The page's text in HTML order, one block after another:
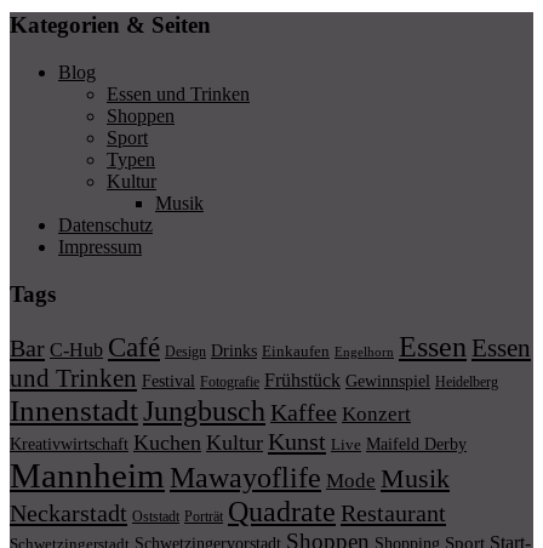
Kategorien & Seiten
Blog
Essen und Trinken
Shoppen
Sport
Typen
Kultur
Musik
Datenschutz
Impressum
Tags
Bar C-Hub Café Design Drinks Einkaufen Engelhorn Essen Essen
und Trinken Festival Fotografie Frühstück Gewinnspiel Heidelberg
InnenstadtJungbusch Kaffee Konzert
Kreativwirtschaft Kuchen Kultur Kunst Live Maifeld Derby
Mannheim Mawayoflife Mode Musik
Neckarstadt Oststadt Porträt Quadrate Restaurant
Schwetzingerstadt Schwetzingervorstadt Shoppen Shopping Sport Start-